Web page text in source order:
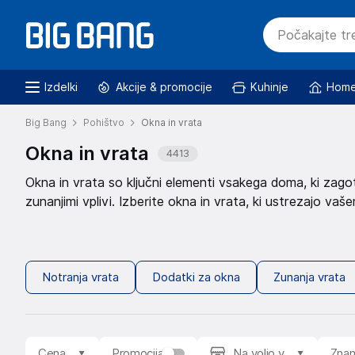
Izdelki Akcije & promocije Kuhinje
Big Bang Pohištvo Okna in vrata
Okna in vrata 4413
Okna in vrata so ključni elementi vsakega doma, ki
zunanjimi vplivi. Izberite okna in vrata, ki ustrezajo
za maksimalno udobje ter prihranek energije. Notranja
priporočili, s hitrejšo dostavo, najboljšimi ocenami,
med različnimi znamkami, žanri in načini igranja ter
vrataZunanja vrata. Ta vrata so idealna za vsak dom.
Notranja vrata Dodatki za okna Zunanja vrata